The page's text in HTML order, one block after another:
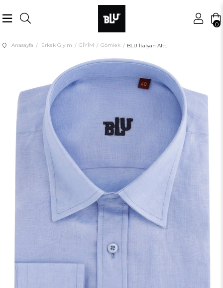
0
Anasayfa Erkek Giyim GİYİM Gömlek